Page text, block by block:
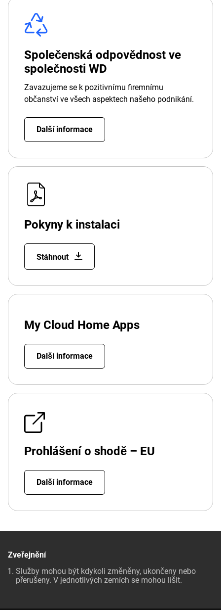
Společenská odpovědnost ve
společnosti WD
Zavazujeme se k pozitivnímu firemnímu
občanství ve všech aspektech našeho podnikání.
Další informace
Pokyny k instalaci
Stáhnout
My Cloud Home Apps
Další informace
Prohlášení o shodě – EU
Další informace
Zveřejnění
Služby mohou být kdykoli změněny, ukončeny nebo
přerušeny. V jednotlivých zemích se mohou lišit.